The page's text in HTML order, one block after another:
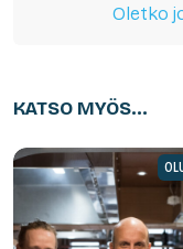
Oletko
KATSO MYÖS...